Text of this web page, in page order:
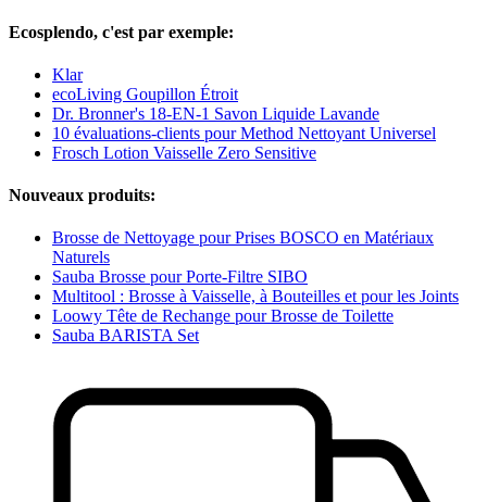
Ecosplendo, c'est par exemple:
Klar
ecoLiving Goupillon Étroit
Dr. Bronner's 18-EN-1 Savon Liquide Lavande
10 évaluations-clients pour Method Nettoyant Universel
Frosch Lotion Vaisselle Zero Sensitive
Nouveaux produits:
Brosse de Nettoyage pour Prises BOSCO en Matériaux
Naturels
Sauba Brosse pour Porte-Filtre SIBO
Multitool : Brosse à Vaisselle, à Bouteilles et pour les Joints
Loowy Tête de Rechange pour Brosse de Toilette
Sauba BARISTA Set